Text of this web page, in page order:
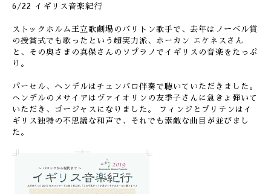
6/22 イギリス音楽紀行
ストックホルム王立歌劇場のバリトン歌手で、去年はノーベル賞
の授賞式でも歌ったという超実力派、ホーカン エケネスさん
と、その奥さまの真保さんのソプラノでイギリスの音楽をたっぷ
り。
パーセル、ヘンデルはチェンバロ伴奏で聴いていただきました。
ヘンデルのメサイアはヴァイオリンの友季子さんに急きょ弾いて
いただき、ゴージャスになりました。 フィンジとブリテンはイ
ギリス独特の不思議な和声で、それでも素敵な曲目が並びまし
た。